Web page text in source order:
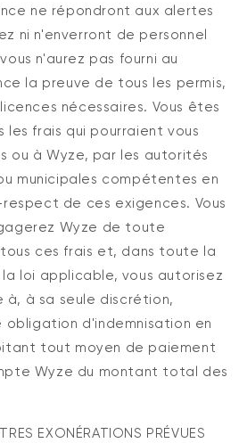
ne répondront aux alertes
ni n'enverront de personnel
n'aurez pas fourni au
la preuve de tous les permis,
nécessaires. Vous êtes
les frais qui pourraient vous
ou à Wyze, par les autorités
municipales compétentes en
de ces exigences. Vous
Wyze de toute
ces frais et, dans toute la
loi applicable, vous autorisez
à, à sa seule discrétion,
d'indemnisation en
tout moyen de paiement
Wyze du montant total des
EXONÉRATIONS PRÉVUES